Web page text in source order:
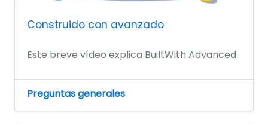
Construido con avanzado
Este breve vídeo explica BuiltWith Advanced.
Preguntas generales